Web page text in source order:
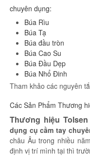
chuyên dụng:
Búa Rìu
Búa Tạ
Búa đầu tròn
Búa Cao Su
Búa Đầu Dẹp
Búa Nhổ Đinh
Tham khảo các nguyên
Các Sản Phẩm Thương
Thương hiệu
dụng cụ cầm tay
châu Âu trong nhiều
định vị trí mình tại thì